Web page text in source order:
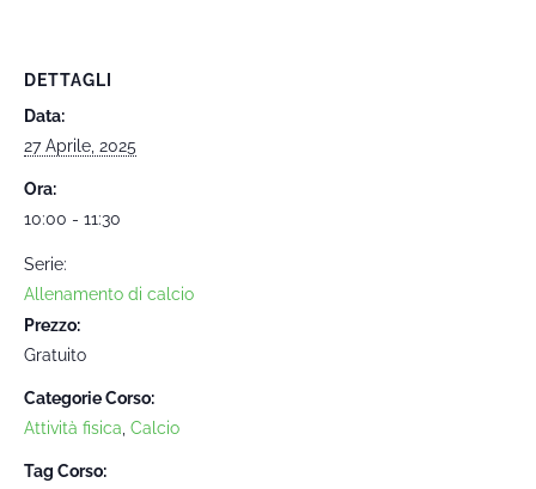
DETTAGLI
Data:
27 Aprile, 2025
Ora:
10:00 - 11:30
Serie:
Allenamento di calcio
Prezzo:
Gratuito
Categorie Corso:
Attività fisica Calcio
Tag Corso: